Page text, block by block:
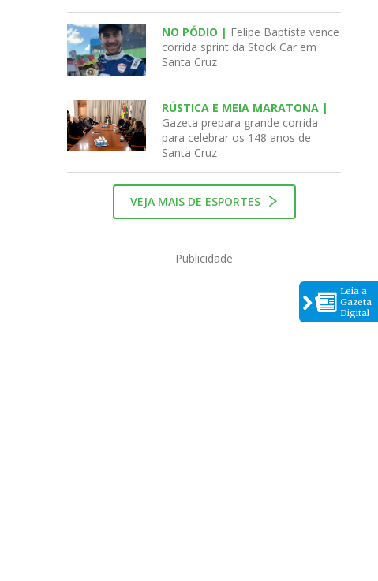
Leia a
Gazeta
Digital
NO PÓDIO | Felipe Baptista vence
corrida sprint da Stock Car em
Santa Cruz
RÚSTICA E MEIA MARATONA |
Gazeta prepara grande corrida
para celebrar os 148 anos de
Santa Cruz
VEJA MAIS DE ESPORTES
Publicidade